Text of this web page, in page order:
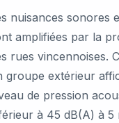
nuisances sonores
amplifiées par la
rues vincennoises.
groupe extérieur
de pression
à 45 dB(A) à 5